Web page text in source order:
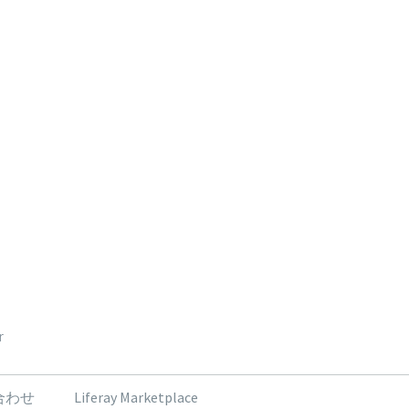
わせ Liferay Marketplace